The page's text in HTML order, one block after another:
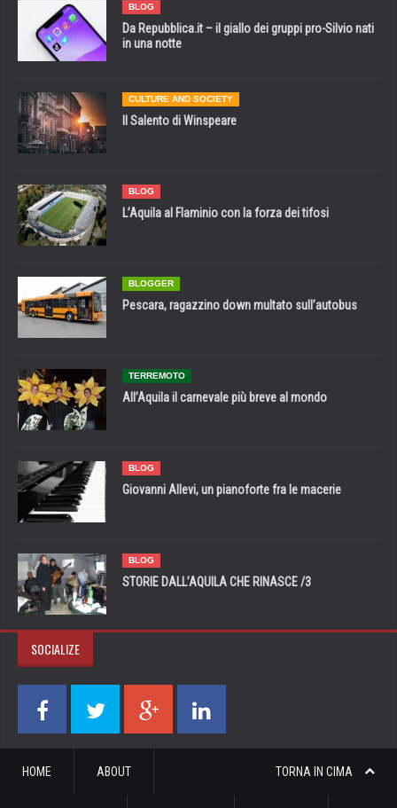
BLOG
Da Repubblica.it – il giallo dei gruppi pro-Silvio nati
in una notte
CULTURE AND SOCIETY
Il Salento di Winspeare
BLOG
L’Aquila al Flaminio con la forza dei tifosi
BLOGGER
Pescara, ragazzino down multato sull’autobus
TERREMOTO
All’Aquila il carnevale più breve al mondo
BLOG
Giovanni Allevi, un pianoforte fra le macerie
BLOG
STORIE DALL’AQUILA CHE RINASCE /3
SOCIALIZE
TORNA IN CIMA
HOME ABOUT